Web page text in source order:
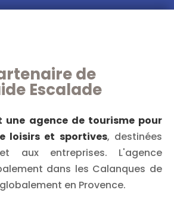
de
Escalade
une agence de tourisme pour
loisirs et sportives, destinées
aux entreprises. L'agence
dans les Calanques de
en Provence.